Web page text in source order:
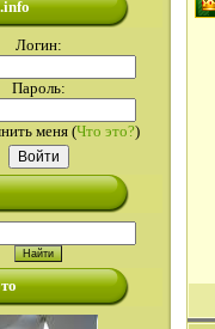
Логин:
Пароль:
меня(Что это?)